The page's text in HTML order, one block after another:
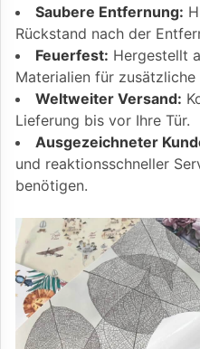
Saubere Entfernung:
Rückstand nach der
Feuerfest: Hergestellt
Materialien für zusätzliche
Weltweiter Versand:
Lieferung bis vor Ihre Tür.
Ausgezeichneter
und reaktionsschneller
benötigen.